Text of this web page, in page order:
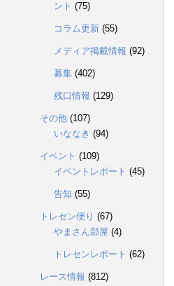
ント (75)
コラム更新 (55)
メディア掲載情報 (92)
募集 (402)
残口情報 (129)
その他 (107)
いななき (94)
イベント (109)
イベントレポート (45)
告知 (55)
トレセン便り (67)
やまさん部屋 (4)
トレセンレポート (62)
レース情報 (812)